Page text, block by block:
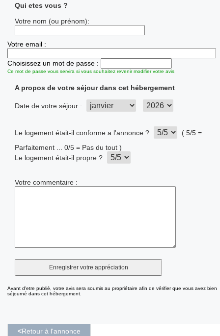
Qui etes vous ?
Votre nom (ou prénom):
Votre email :
Choisissez un mot de passe :
Ce mot de passe vous servira si vous souhaitez revenir modifier votre avis
A propos de votre séjour dans cet hébergement
Date de votre séjour :
Le logement était-il conforme a l'annonce ?
( 5/5 =
Parfaitement ... 0/5 = Pas du tout )
Le logement était-il propre ?
Votre commentaire :
Avant d'etre publié, votre avis sera soumis au propriétaire afin de vérifier que vous avez bien
séjourné dans cet hébergement.
<Retour à l'annonce